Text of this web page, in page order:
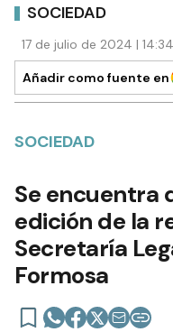
SOCIEDAD
17 de julio de 2024 |
Añadir como fuente en
SOCIEDAD
Se encuentra
edición de la
Secretaría
Formosa